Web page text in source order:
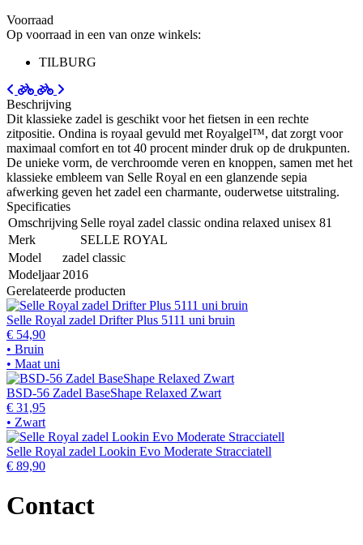
Voorraad
Op voorraad in een van onze winkels:
TILBURG
Beschrijving
Dit klassieke zadel is geschikt voor het fietsen in een rechte
zitpositie. Ondina is royaal gevuld met Royalgel™, dat zorgt voor
maximaal comfort en tot 40 procent minder druk op de drukpunten.
De unieke vorm, de verchroomde veren en knoppen, samen met het
klassieke embleem van Selle Royal en een glanzende sepia
afwerking geven het zadel een charmante, ouderwetse uitstraling.
Specificaties
Omschrijving Selle royal zadel classic ondina relaxed unisex 81
Merk
SELLE ROYAL
Model
zadel classic
Modeljaar 2016
Gerelateerde producten
Selle Royal zadel Drifter Plus 5111 uni bruin
€ 54,90
• Bruin
• Maat uni
BSD-56 Zadel BaseShape Relaxed Zwart
€ 31,95
• Zwart
Selle Royal zadel Lookin Evo Moderate Stracciatell
€ 89,90
Contact